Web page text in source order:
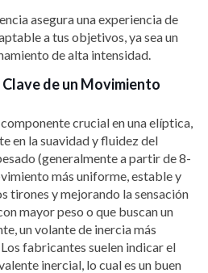
asegura una experiencia de
a tus objetivos, ya sea un
de alta intensidad.
de un Movimiento
crucial en una elíptica,
en la suavidad y fluidez del
(generalmente a partir de 8-
más uniforme, estable y
tirones y mejorando la sensación
mayor peso o que buscan un
un volante de inercia más
fabricantes suelen indicar el
inercial, lo cual es un buen